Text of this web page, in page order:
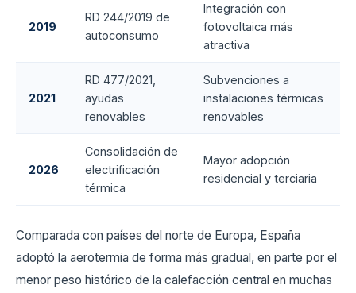
2019
RD 244/2019 de
autoconsumo
Integración con
fotovoltaica más
atractiva
2021
RD 477/2021,
ayudas
renovables
Subvenciones a
instalaciones térmicas
renovables
2026
Consolidación de
electrificación
térmica
Mayor adopción
residencial y terciaria
Comparada con países del norte de Europa, España
adoptó la aerotermia de forma más gradual, en parte por el
menor peso histórico de la calefacción central en muchas